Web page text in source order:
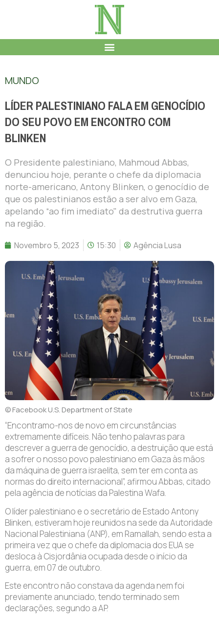
MUNDO
LÍDER PALESTINIANO FALA EM GENOCÍDIO
DO SEU POVO EM ENCONTRO COM
BLINKEN
O Presidente palestiniano, Mahmoud Abbas,
denunciou hoje, perante o chefe da diplomacia
norte-americano, Antony Blinken, o genocídio de
que os palestinianos estão a ser alvo em Gaza,
apelando “ao fim imediato" da destrutiva guerra
na região.
Novembro 5, 2023 15:30 Agência Lusa
© Facebook U.S. Department of State
“Encontramo-nos de novo em circunstâncias
extremamente difíceis. Não tenho palavras para
descrever a guerra de genocídio, a destruição que está
a sofrer o nosso povo palestiniano em Gaza às mãos
da máquina de guerra israelita, sem ter em conta as
normas do direito internacional”, afirmou Abbas, citado
pela agência de notícias da Palestina Wafa.
O líder palestiniano e o secretário de Estado Antony
Blinken, estiveram hoje reunidos na sede da Autoridade
Nacional Palestiniana (ANP), em Ramallah, sendo esta a
primeira vez que o chefe da diplomacia dos EUA se
desloca à Cisjordânia ocupada desde o início da
guerra, em 07 de outubro.
Este encontro não constava da agenda nem foi
previamente anunciado, tendo terminado sem
declarações, segundo a AP.